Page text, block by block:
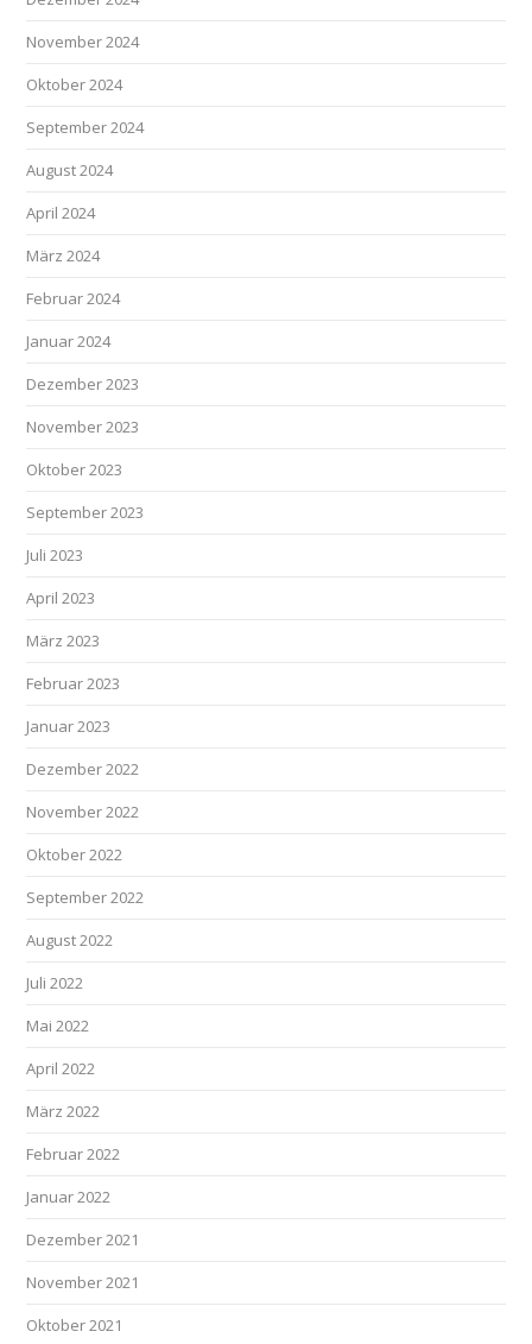
November 2024
Oktober 2024
September 2024
August 2024
April 2024
März 2024
Februar 2024
Januar 2024
Dezember 2023
November 2023
Oktober 2023
September 2023
Juli 2023
April 2023
März 2023
Februar 2023
Januar 2023
Dezember 2022
November 2022
Oktober 2022
September 2022
August 2022
Juli 2022
Mai 2022
April 2022
März 2022
Februar 2022
Januar 2022
Dezember 2021
November 2021
Oktober 2021